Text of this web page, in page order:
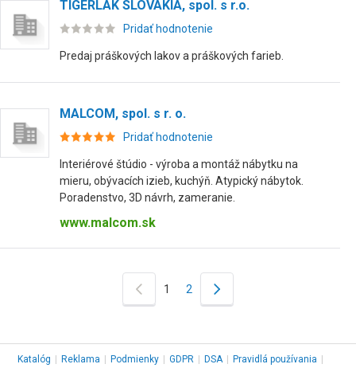
TIGERLAK SLOVAKIA, spol. s r.o.
Pridať hodnotenie
Predaj práškových lakov a práškových farieb.
MALCOM, spol. s r. o.
Pridať hodnotenie
Interiérové štúdio - výroba a montáž nábytku na
mieru, obývacích izieb, kuchýň. Atypický nábytok.
Poradenstvo, 3D návrh, zameranie.
www.malcom.sk
1 2
Katalóg Reklama Podmienky GDPR DSA Pravidlá používania